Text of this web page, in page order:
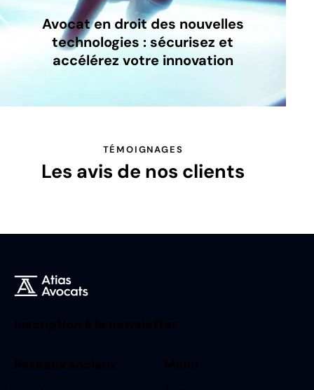
Avocat en droit des nouvelles
technologies : sécurisez et
accélérez votre innovation
TÉMOIGNAGES
Les avis de nos clients